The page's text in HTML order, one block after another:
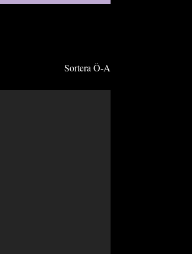
Sortera Ö-A